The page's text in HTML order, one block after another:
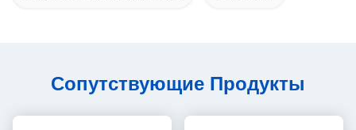
Сопутствующие Продукты